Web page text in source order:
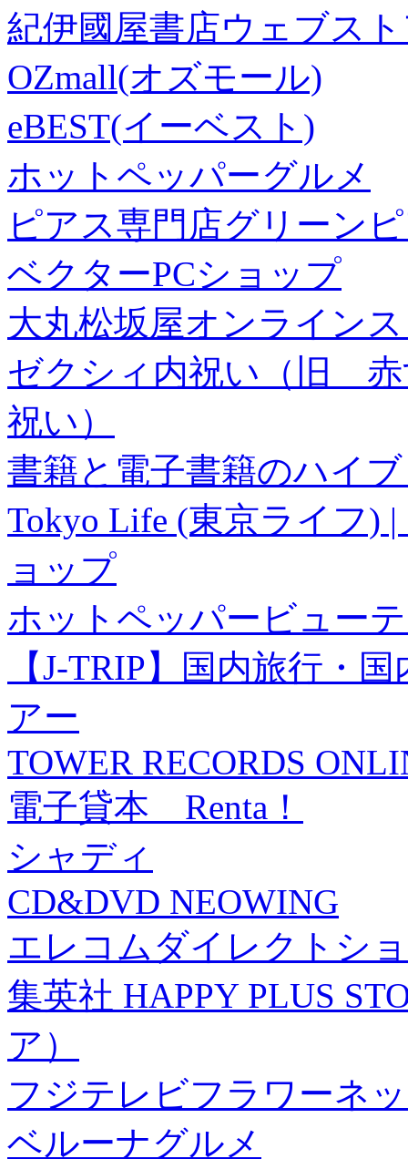
紀伊國屋書店ウェブス
OZmall(オズモール)
eBEST(イーベスト)
ホットペッパーグルメ
ピアス専門店グリーン
ベクターPCショップ
大丸松坂屋オンライン
ゼクシィ内祝い（旧 赤
祝い）
書籍と電子書籍のハイ
Tokyo Life (東京ライフ)
ョップ
ホットペッパービュー
【J-TRIP】国内旅行・
アー
TOWER RECORDS
電子貸本 Renta！
シャディ
CD&DVD NEOWING
エレコムダイレクトシ
集英社 HAPPY PLUS
ア）
フジテレビフラワーネ
ベルーナグルメ